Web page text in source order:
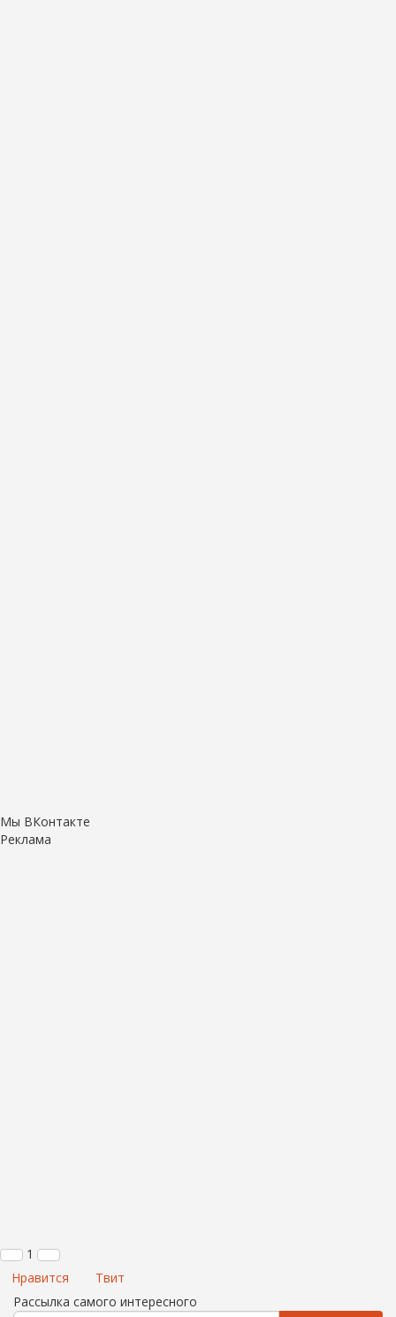
Мы ВКонтакте
Реклама
1
Нравится
Твит
Рассылка самого интересного